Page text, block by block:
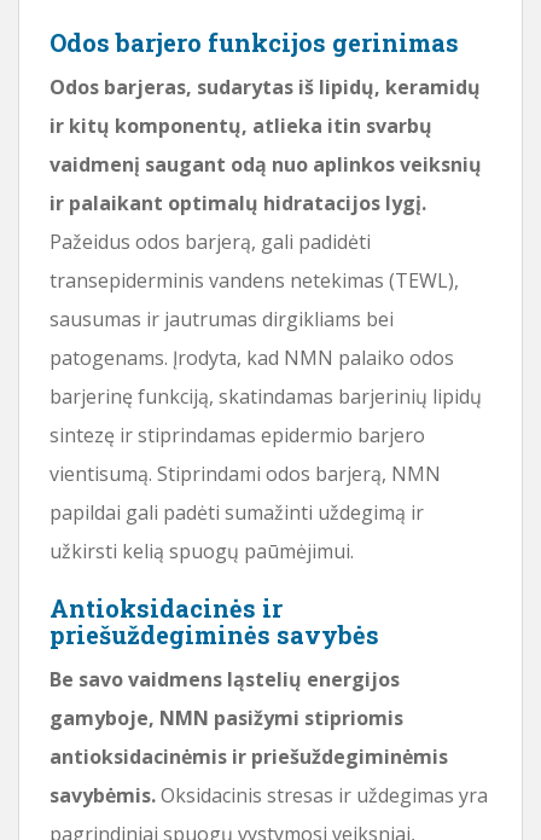
Odos barjero funkcijos gerinimas
Odos barjeras, sudarytas iš lipidų, keramidų
ir kitų komponentų, atlieka itin svarbų
vaidmenį saugant odą nuo aplinkos veiksnių
ir palaikant optimalų hidratacijos lygį.
Pažeidus odos barjerą, gali padidėti
transepiderminis vandens netekimas (TEWL),
sausumas ir jautrumas dirgikliams bei
patogenams. Įrodyta, kad NMN palaiko odos
barjerinę funkciją, skatindamas barjerinių lipidų
sintezę ir stiprindamas epidermio barjero
vientisumą. Stiprindami odos barjerą, NMN
papildai gali padėti sumažinti uždegimą ir
užkirsti kelią spuogų paūmėjimui.
Antioksidacinės ir
priešuždegiminės savybės
Be savo vaidmens ląstelių energijos
gamyboje, NMN pasižymi stipriomis
antioksidacinėmis ir priešuždegiminėmis
savybėmis.Oksidacinis stresas ir uždegimas yra
pagrindiniai spuogų vystymosi veiksniai,